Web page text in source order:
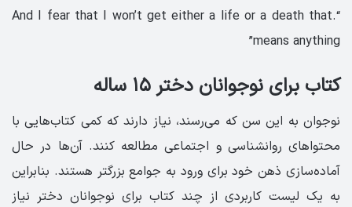
“.And I fear that I won’t get either a life or a death that
means anything”
کتاب برای نوجوانان دختر ۱۵ ساله
نوجوان به این سن که می‌رسند، نیاز دارند که کمی کتاب‌هایی با
محتواهای روانشناسی و اجتماعی مطالعه کنند. آن‌ها در حال
آماده‌سازی ذهن خود برای ورود به جوامع بزرگتر هستند. بنابراین
به یک لیست کاربردی از چند کتاب برای نوجوانان دختر نیاز